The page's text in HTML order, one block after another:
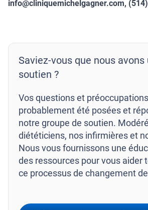
Saviez-vous que nous avons
soutien ?
Vos questions et
probablement été posées et
notre groupe de soutien.
diététiciens, nos infirmières et
Nous vous fournissons une
des ressources pour vous aider
ce processus de changement
info@cliniquemichelgagner.com,